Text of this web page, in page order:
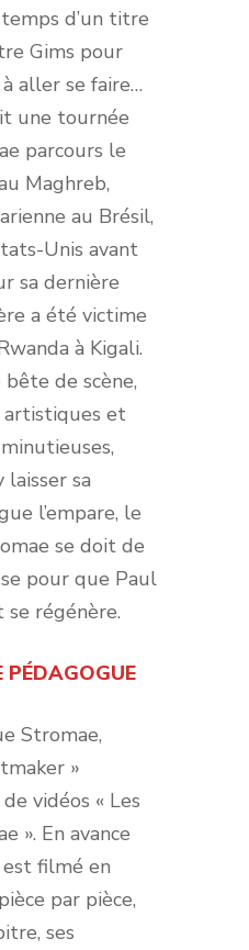
temps d’un titre
Gims pour
aller se faire…
une tournée
parcours le
Maghreb,
au Brésil,
Unis avant
sa dernière
a été victime
à Kigali.
de scène,
artistiques et
laisser sa
l’empare, le
se doit de
pour que Paul
se régénère.
PÉDAGOGUE
Stromae,
»
vidéos « Les
». En avance
filmé en
par pièce,
ses